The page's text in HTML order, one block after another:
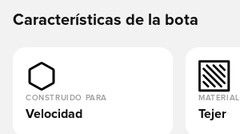
Características de la bota
CONSTRUIDO PARA
Velocidad
MATERIAL
Tejer